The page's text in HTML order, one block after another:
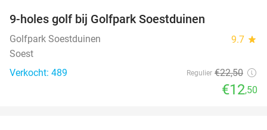
9-holes golf bij Golfpark Soestduinen
Golfpark Soestduinen 9.7 star
Soest
Verkocht: 489
Regulier €22,50
€12,50